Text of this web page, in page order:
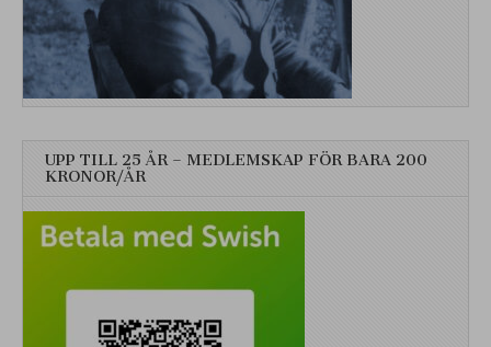
UPP TILL 25 ÅR – MEDLEMSKAP FÖR BARA 200
KRONOR/ÅR